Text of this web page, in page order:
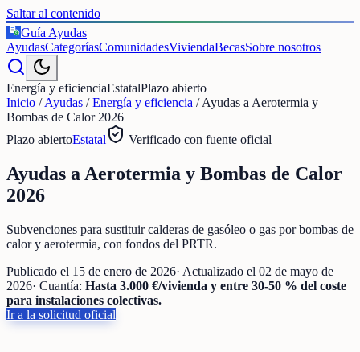
Saltar al contenido
€
Guía Ayudas
AyudasCategoríasComunidadesViviendaBecasSobre nosotros
Energía y eficienciaEstatalPlazo abierto
Inicio /Ayudas /Energía y eficiencia /Ayudas a Aerotermia y
Bombas de Calor 2026
Plazo abiertoEstatal Verificado con fuente oficial
Ayudas a Aerotermia y Bombas de Calor
2026
Subvenciones para sustituir calderas de gasóleo o gas por bombas de
calor y aerotermia, con fondos del PRTR.
Publicado el 15 de enero de 2026· Actualizado el 02 de mayo de
2026· Cuantía: Hasta 3.000 €/vivienda y entre 30-50 % del coste
para instalaciones colectivas.
Ir a la solicitud oficial